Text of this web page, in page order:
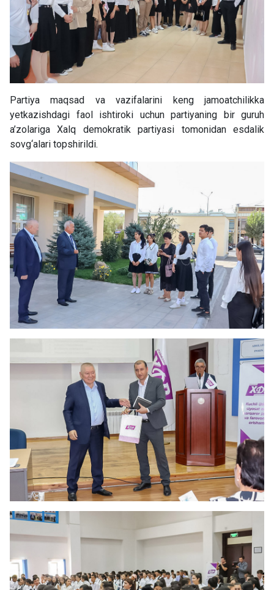
Partiya maqsad va vazifalarini keng jamoatchilikka
yetkazishdagi faol ishtiroki uchun partiyaning bir guruh
a’zolariga Xalq demokratik partiyasi tomonidan esdalik
sovg‘alari topshirildi.